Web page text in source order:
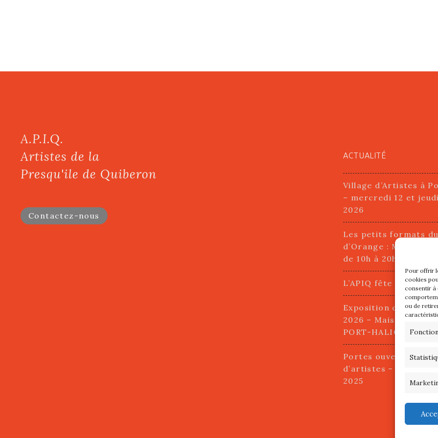
Pour offrir
cookies
consentir à
ou de
A.P.I.Q.
Artistes de la
Presqu'ile de Quiberon
Contactez-nous
ACTUALITÉ
Village d’Artistes à
– mercredi 12 et
2026
Les petits formats
d’Orange : Mercredi
de 10h à 20h
L’APIQ fête ses 10
Exposition du 20
2026 – Maison du
PORT-HALIGUEN –
Portes ouvertes des
d’artistes – 13 et 14
2025